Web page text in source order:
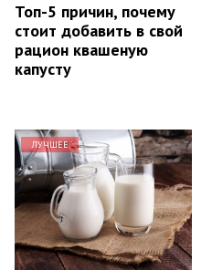
Топ-5 причин, почему
стоит добавить в свой
рацион квашеную
капусту
ЛУЧШЕЕ